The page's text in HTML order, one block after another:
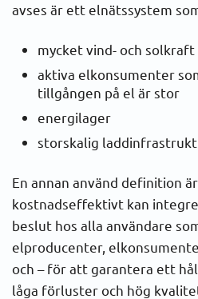
Så här fungerar
Elmarknaden i Sverige
Det svenska elnätet
Svenska kraftnät
Elens väg
Smarta elnät
avses är ett elnätssystem
mycket vind- och solkraft
aktiva elkonsumenter
tillgången på el är stor
energilager
storskalig
En annan använd definition
kostnadseffektivt kan
beslut hos alla användare
elproducenter,
och – för att garantera ett
låga förluster och hög